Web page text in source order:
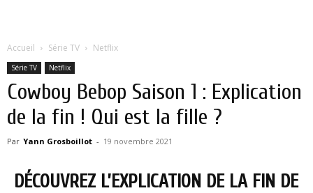
Accueil Série TV Netflix
Série TV Netflix
Cowboy Bebop Saison 1 : Explication
de la fin ! Qui est la fille ?
Par Yann Grosboillot - 19 novembre 2021
DÉCOUVREZ L’EXPLICATION DE LA FIN DE